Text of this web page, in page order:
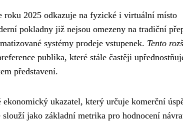
roku 2025 odkazuje na fyzické i virtuální místo
pokladny již nejsou omezeny na tradiční
systémy prodeje vstupenek. Tento
publika, které stále častěji
představení.
ukazatel, který určuje komerční
jako základní metrika pro hodnocení